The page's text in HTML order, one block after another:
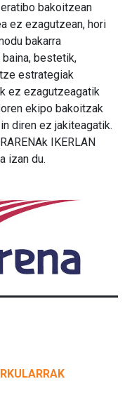
bakoitzean
ez ezagutzean, hori
bakarra
bestetik,
estrategiak
ez ezagutzeagatik
ekipo bakoitzak
diren ez jakiteagatik.
IKERLAN
izan du.